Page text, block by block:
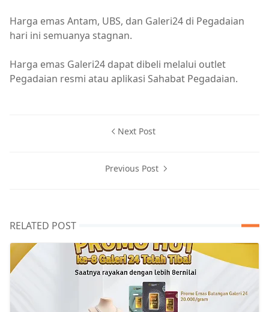
Harga emas Antam, UBS, dan Galeri24 di Pegadaian
hari ini semuanya stagnan.
Harga emas Galeri24 dapat dibeli melalui outlet
Pegadaian resmi atau aplikasi Sahabat Pegadaian.
Next Post
Previous Post
RELATED POST